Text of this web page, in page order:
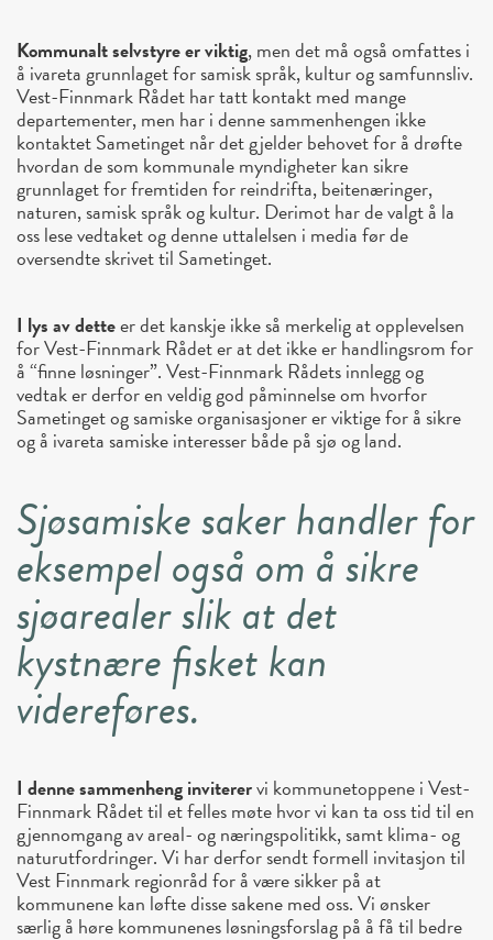
Kommunalt selvstyre er viktig, men det må også omfattes i
å ivareta grunnlaget for samisk språk, kultur og samfunnsliv.
Vest-Finnmark Rådet har tatt kontakt med mange
departementer, men har i denne sammenhengen ikke
kontaktet Sametinget når det gjelder behovet for å drøfte
hvordan de som kommunale myndigheter kan sikre
grunnlaget for fremtiden for reindrifta, beitenæringer,
naturen, samisk språk og kultur. Derimot har de valgt å la
oss lese vedtaket og denne uttalelsen i media før de
oversendte skrivet til Sametinget.
I lys av detteer det kanskje ikke så merkelig at opplevelsen
for Vest-Finnmark Rådet er at det ikke er handlingsrom for
å “finne løsninger”. Vest-Finnmark Rådets innlegg og
vedtak er derfor en veldig god påminnelse om hvorfor
Sametinget og samiske organisasjoner er viktige for å sikre
og å ivareta samiske interesser både på sjø og land.
Sjøsamiske saker handler for
eksempel også om å sikre
sjøarealer slik at det
kystnære fisket kan
videreføres.
I denne sammenheng inviterervi kommunetoppene i Vest-
Finnmark Rådet til et felles møte hvor vi kan ta oss tid til en
gjennomgang av areal- og næringspolitikk, samt klima- og
naturutfordringer. Vi har derfor sendt formell invitasjon til
Vest Finnmark regionråd for å være sikker på at
kommunene kan løfte disse sakene med oss. Vi ønsker
særlig å høre kommunenes løsningsforslag på å få til bedre